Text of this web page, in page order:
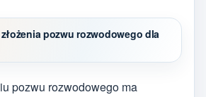
pozwu rozwodowego dla
pozwu rozwodowego ma